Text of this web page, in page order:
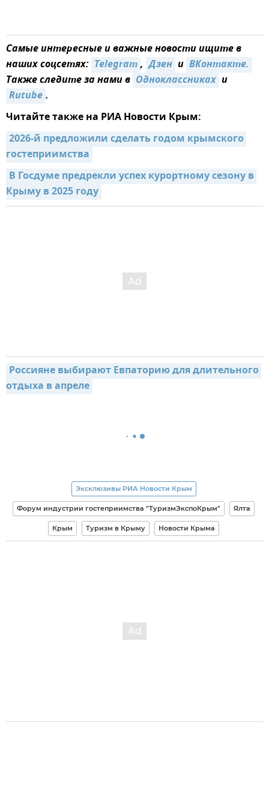
Самые интересные и важные новости ищите в
наших соцсетях: Telegram, Дзен и ВКонтакте.
Также следите за нами в Одноклассниках и
Rutube.
Читайте также на РИА Новости Крым:
2026-й предложили сделать годом крымского
гостеприимства
В Госдуме предрекли успех курортному сезону в
Крыму в 2025 году
Россияне выбирают Евпаторию для длительного
отдыха в апреле
Эксклюзивы РИА Новости Крым
Форум индустрии гостеприимства "ТуризмЭкспоКрым" Ялта
Крым Туризм в Крыму Новости Крыма